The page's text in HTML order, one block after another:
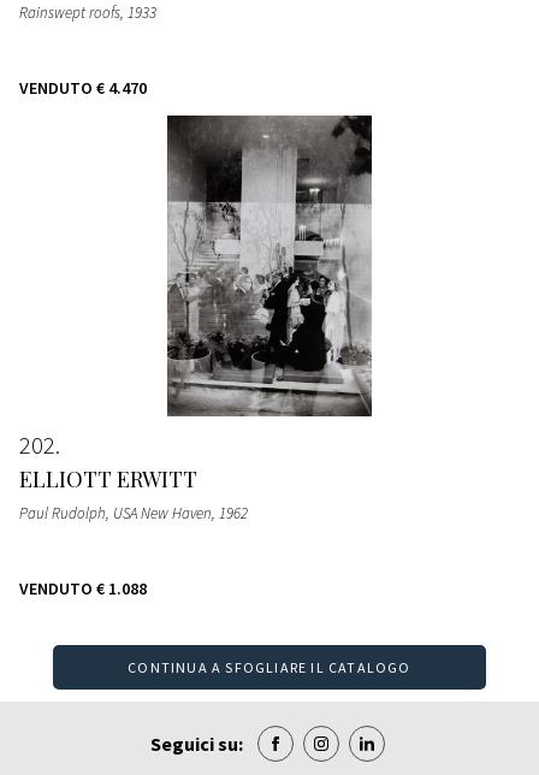
Rainswept roofs, 1933
VENDUTO € 4.470
202
ELLIOTT ERWITT
Paul Rudolph, USA New Haven, 1962
VENDUTO € 1.088
CONTINUA A SFOGLIARE IL CATALOGO
Seguici su: